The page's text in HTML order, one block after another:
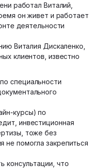
работал Виталий,
он живет и работает
деятельности
Виталия Дискаленко,
клиентов, известно
специальности
курсы) по
инвестиционная
тоже без
не помогла закрепиться
консультации, что